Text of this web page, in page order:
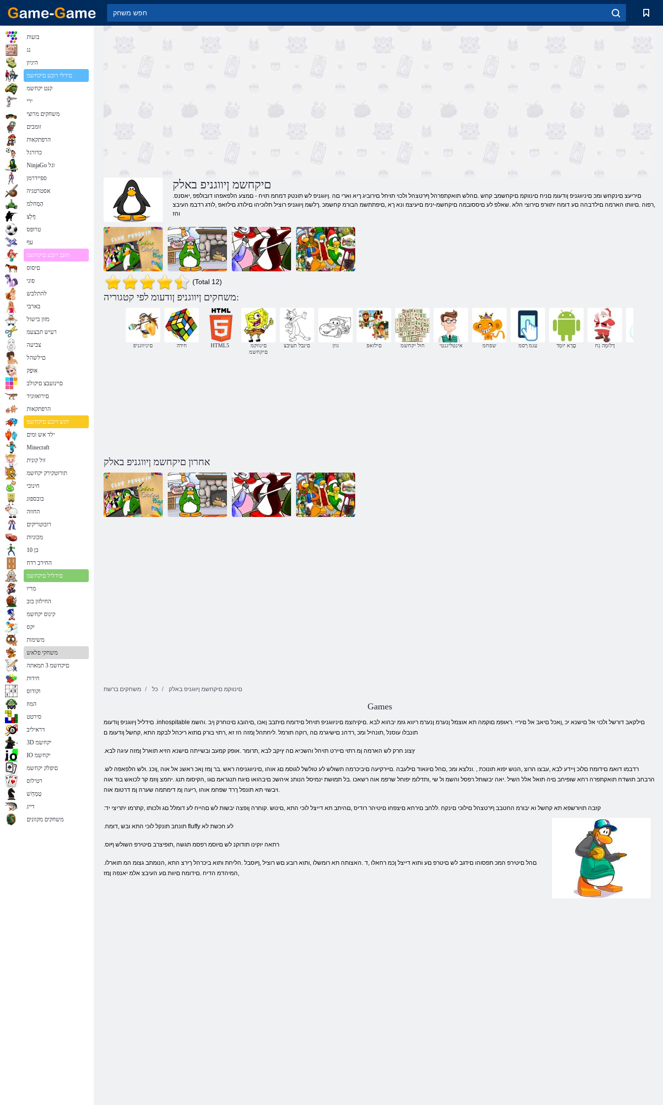
םיקחשמ ןיווגניפ באלק
.םיריעצ םינקחש ומכ םיניווגניפ ןודעומ םניח םינווקמ םיקחשמב קחש .םהלש תואקתפרהל ףרטצהל ולכוי תויחל םירוביג ךיא וארי םה .ןיווגניפ לש תונטק דמחמ תויח - םמצע הלפאפהו דובולפפ ,יאסנס
,רפוה .םיוותו הארמה םילדבהה םע דומח יתוורפ םירוצי הלא .שאלפ לע םיססובמה םיקחשמ-ינימ םיעיצמ ונא ךא ,םיפתתשמ הבורמ קחשמכ .ךלשמ ןיווגניפ רוציל תלוכיהו םילודג םילזאפ ,לודג רדבמ העיבצ
והז
ןיווגניפ באלק
תורסחה תוינזחפה
:1 המישמ PSA
ןיווגניפ ןודעומ
קלאב פינגווין
(Total 12)
משחקים ןיווגניפ ןודעומ לפי קטגוריה:
םיניווגניפ חידה HTML5
םינווקמ
םיקחשמ
םינבל תעיבצ גוון םילזאפ חול יקחשמ אינטליגנטי שפחמ עגמ ךסמ םָדָא יּומְד דָלֹומַה גַח
אחרון םיקחשמ ןיווגניפ באלק
משחקים ברשת כל םינווקמ םיקחשמ ןיווגניפ באלק
Games
םידליל ןיווגניפ ןודעומ .inhospitable םילקאב דורשל ולכוי אל םישנא יכ ,ןאכל םיאב אל םיריי .ראופמ םוקמה תא אוצמל ןנערמ ןנערמ ריווא גזמ יבהוא לבא .םיקיחצמ םיניווגניפ תויחל םידומח םיתבב ןאכו ,םיהובג םינוחרק ןיב .והשמ
תונבלו עוסנל ,תונהיל ומכ ,רדהנ םישיגרמ םה ,רוקה תורמל .ליחתהל ןמזה הז זא ,רתוי בורק םתוא ריכהל לבקמ התא ,קחשל ןודעומ ם
.ץצונ חרק לש הארמה ןמ רתוי םיירט תויהל והשכיא םה ץיקב לבא ,תרומר .אופק קמעב ובשייתה םישנא הזיא תוארל ןמזה עיגה לבא
.רדבמו דואמ םידומח םלוכ ןיידע לבא ,עבצו הרוצ ,הנוש יפוא תונוכת , .ונלצא ומכ ,םהל םיגאוד םילעבה .םיירקיעה םיביכרמה תשולש לע טולשל לגוסמ םג אוהו ,םיניווגניפה ראש .בר ןמז ןאכ ראשנ אל אוה ,ןוכנ .ולש הלפאפה לש
הרבחב תושדח תואקתפרה רחא שופיחב םיה תואל אלל השיל .יאה יבשותל רפסל והשמ ול שי ,ותדלומ יפוחל שרפמ אוה רשאכו .בל תמושת ינמיסל הנותנ איהשכ םיבהואו םיגח תנגראמ םגו ,הקיסומ תנג .יחמצ ןוזמ קר לכואש בוד אוה
.ויבשוי תא תונפל ךרד שפחמ אוהו ,ריעה ןמ דימתמה שערה ןמ דרטומ אוה
:קזבה תויורשפא תא קחשל וא יבורמ החטבב ףרטצהל םילוכי םינקח .ללחב םירחא םיצפחו םיטיהר רודיס ,םהיתב תא דייצל לוכי התא ,םינוש .קוחרה ןופצה יבשות לש םהייח לע דומלל םג ולכותו ,קתרמו יתריצי יד
.תונחב תונקל לוכי התא ובש ,דומח fluffy לע חכשת לא
.רתאה יוקינו תודוקנ לש םיוסמ רפסמ תגשה ,תופיצרב םיטירפ השולש ףוס
.םהל םיטירפ המכ תפסוהו םידגב לש םיטרפ םע ותוא דייצל ןכמ רחאלו ,ד .האצותה תא רומשלו ,ותוא רובע םש רוציל ,ףוסבל .הליחת ותוא ביכרהל ךירצ התא ,הנומתב גצומ המ תוארלו
,המיהדמ הדיח .םידומח םיוות םע העיבצ אלמ יאנפה ןמז
בועות
נג
היגיון
םידלי רובע םיקחשמ
קנט יקחשמ
ירי
משחקים מרוצי
זומבים
הרפתקאות
כדורגל
NinjaGo וגל
ספיידרמן
אסטרטגיה
הָמָחלִמ
ףָלַצ
טרופס
עף
תונב רובע םיקחשמ
םיסוס
פוני
להתלבש
בארבי
מזון בישול
רעיש תבצעמ
צביעה
םילשהל
אּופָק
םיינועבצ םיקולב
םירואזוניד
הרפתקאות
יתש רובע םיקחשמ
ילד אש ומים
Minecraft
זול קונית
תורוטקירק יקחשמ
חינוכי
בובספוג
החווה
רובוטריקים
מכוניות
בן 10
החירב רדח
םידליל םיקחשמ
מריו
החילזון בוב
קינוס יקחשמ
יִקס
משימות
משחקי פלאש
םיקחשמ 3 תמאתה
חידות
וקודוס
המוז
סירטט
דראיליב
3D יקחשמ
IO יקחשמ
םיפלק יקחשמ
רטילוס
טָמְחַׁש
דייג
משחקים מקוונים